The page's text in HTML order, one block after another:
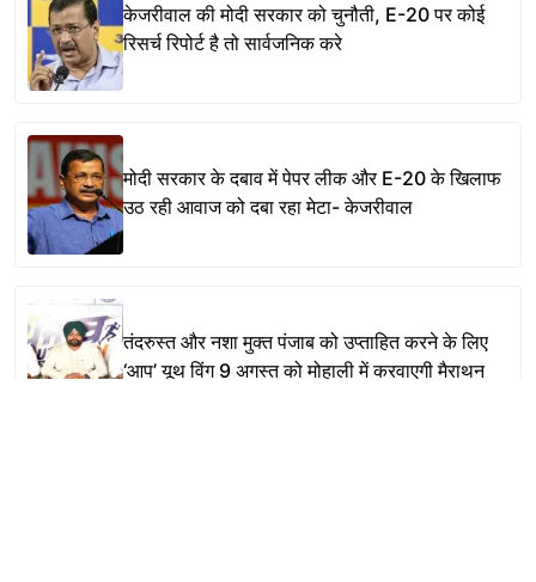
केजरीवाल की मोदी सरकार को चुनौती, E-20 पर कोई
रिसर्च रिपोर्ट है तो सार्वजनिक करे
मोदी सरकार के दबाव में पेपर लीक और E-20 के खिलाफ
उठ रही आवाज को दबा रहा मेटा- केजरीवाल
तंदरुस्त और नशा मुक्त पंजाब को उप्ताहित करने के लिए
‘आप’ यूथ विंग 9 अगस्त को मोहाली में करवाएगी मैराथन